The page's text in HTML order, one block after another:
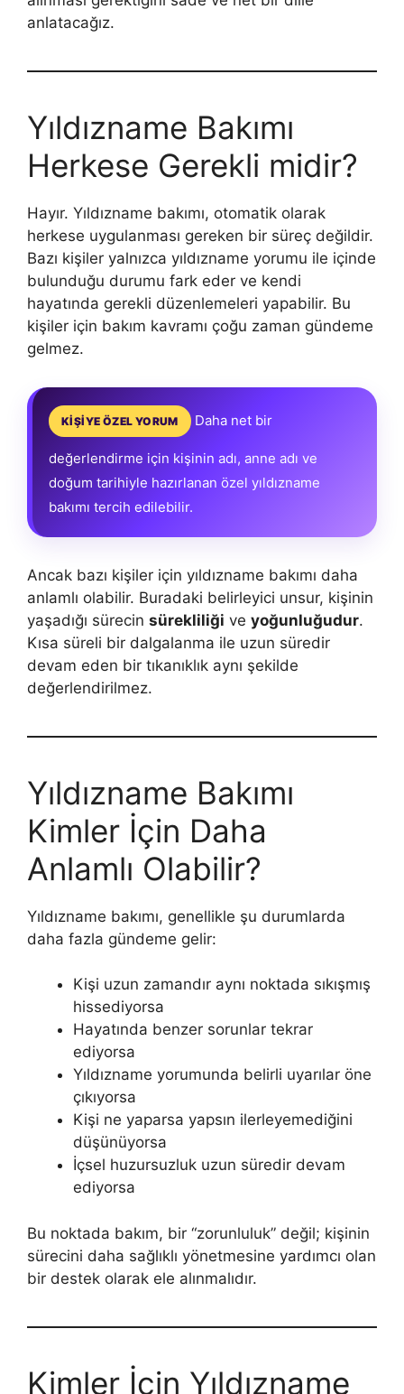
anlatacağız.
Yıldızname Bakımı
Herkese Gerekli midir?
Hayır. Yıldızname bakımı, otomatik olarak
herkese uygulanması gereken bir süreç değildir.
Bazı kişiler yalnızca yıldızname yorumu ile içinde
bulunduğu durumu fark eder ve kendi
hayatında gerekli düzenlemeleri yapabilir. Bu
kişiler için bakım kavramı çoğu zaman gündeme
gelmez.
KİŞİYE ÖZEL YORUM Daha net bir
değerlendirme için kişinin adı, anne adı ve
doğum tarihiyle hazırlanan özel yıldızname
bakımı tercih edilebilir.
Ancak bazı kişiler için yıldızname bakımı daha
anlamlı olabilir. Buradaki belirleyici unsur, kişinin
yaşadığı sürecin sürekliliği ve yoğunluğudur.
Kısa süreli bir dalgalanma ile uzun süredir
devam eden bir tıkanıklık aynı şekilde
değerlendirilmez.
Yıldızname Bakımı
Kimler İçin Daha
Anlamlı Olabilir?
Yıldızname bakımı, genellikle şu durumlarda
daha fazla gündeme gelir:
Kişi uzun zamandır aynı noktada sıkışmış
hissediyorsa
Hayatında benzer sorunlar tekrar
ediyorsa
Yıldızname yorumunda belirli uyarılar öne
çıkıyorsa
Kişi ne yaparsa yapsın ilerleyemediğini
düşünüyorsa
İçsel huzursuzluk uzun süredir devam
ediyorsa
Bu noktada bakım, bir “zorunluluk” değil; kişinin
sürecini daha sağlıklı yönetmesine yardımcı olan
bir destek olarak ele alınmalıdır.
Kimler İçin Yıldızname